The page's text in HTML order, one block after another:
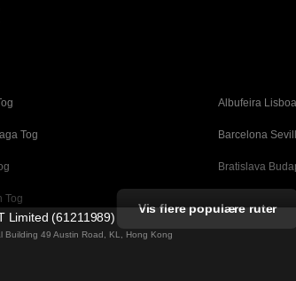
Albufeira
Tog Barcelona
Bratislava
Tog Busan
Tog
Vis flere populære ruter
Limited (61211989)
Building 49 Austin Road, KL, Hong Kong